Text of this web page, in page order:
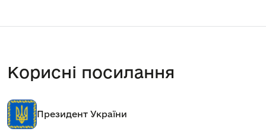
Корисні посилання
Кабінет міністрів України